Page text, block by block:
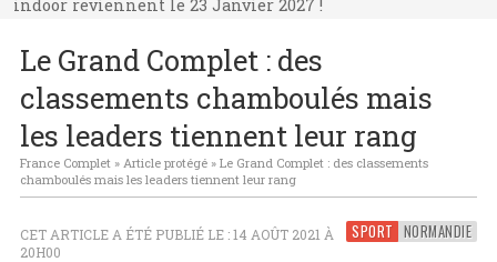
indoor reviennent le 23 Janvier 2027 !
indoor reviennent le 23 Janvier 2027 !
Le Grand Complet : des
classements chamboulés mais
les leaders tiennent leur rang
France Complet» Article protégé» Le Grand Complet : des classements
chamboulés mais les leaders tiennent leur rang
SPORT NORMANDIE
CET ARTICLE A ÉTÉ PUBLIÉ LE : 14 AOÛT 2021 À
20H00